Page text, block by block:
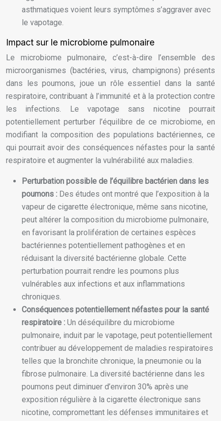
asthmatiques voient leurs symptômes s’aggraver avec
le vapotage.
Impact sur le microbiome pulmonaire
Le microbiome pulmonaire, c’est-à-dire l’ensemble des
microorganismes (bactéries, virus, champignons) présents
dans les poumons, joue un rôle essentiel dans la santé
respiratoire, contribuant à l’immunité et à la protection contre
les infections. Le vapotage sans nicotine pourrait
potentiellement perturber l’équilibre de ce microbiome, en
modifiant la composition des populations bactériennes, ce
qui pourrait avoir des conséquences néfastes pour la santé
respiratoire et augmenter la vulnérabilité aux maladies.
Perturbation possible de l’équilibre bactérien dans les
poumons : Des études ont montré que l’exposition à la
vapeur de cigarette électronique, même sans nicotine,
peut altérer la composition du microbiome pulmonaire,
en favorisant la prolifération de certaines espèces
bactériennes potentiellement pathogènes et en
réduisant la diversité bactérienne globale. Cette
perturbation pourrait rendre les poumons plus
vulnérables aux infections et aux inflammations
chroniques.
Conséquences potentiellement néfastes pour la santé
respiratoire : Un déséquilibre du microbiome
pulmonaire, induit par le vapotage, peut potentiellement
contribuer au développement de maladies respiratoires
telles que la bronchite chronique, la pneumonie ou la
fibrose pulmonaire. La diversité bactérienne dans les
poumons peut diminuer d’environ 30% après une
exposition régulière à la cigarette électronique sans
nicotine, compromettant les défenses immunitaires et